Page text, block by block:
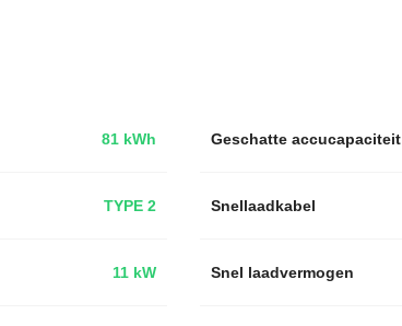
81 kWh
TYPE 2
11 kW
Geschatte accucapaciteit
Snellaadkabel
Snel laadvermogen